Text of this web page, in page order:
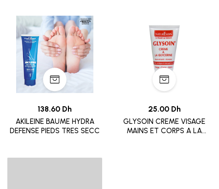
138.60 Dh
AKILEINE BAUME HYDRA
DEFENSE PIEDS TRES SECC
25.00 Dh
GLYSOIN CREME VISAGE
MAINS ET CORPS A LA